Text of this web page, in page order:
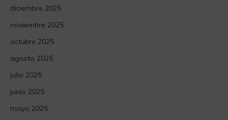
diciembre 2025
noviembre 2025
octubre 2025
agosto 2025
julio 2025
junio 2025
mayo 2025